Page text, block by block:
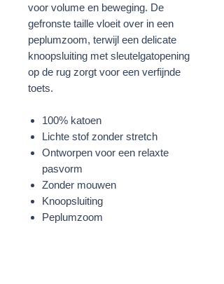
voor volume en beweging. De
gefronste taille vloeit over in een
peplumzoom, terwijl een delicate
knoopsluiting met sleutelgatopening
op de rug zorgt voor een verfijnde
toets.
100% katoen
Lichte stof zonder stretch
Ontworpen voor een relaxte
pasvorm
Zonder mouwen
Knoopsluiting
Peplumzoom